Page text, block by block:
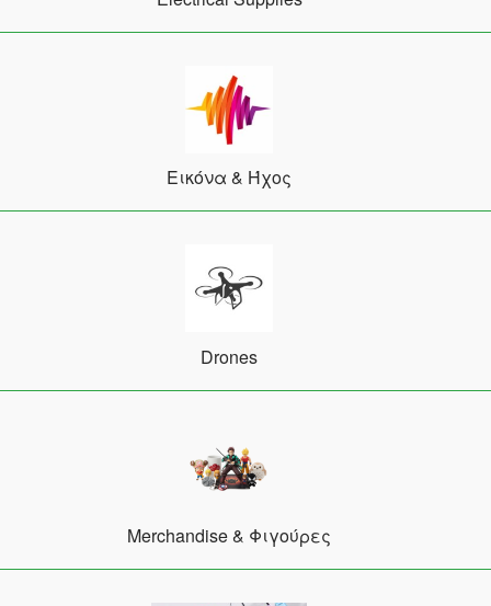
Εικόνα & Ήχος
Drones
Merchandise & Φιγούρες